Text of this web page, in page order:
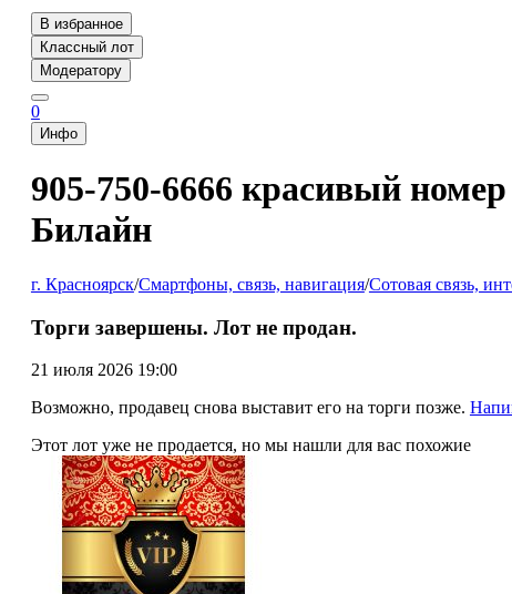
В избранное
Классный лот
Модератору
0
Инфо
905-750-6666 красивый
Билайн
г. Красноярск/Смартфоны, связь, навигация/Сотовая связь,
Торги завершены. Лот не продан.
21 июля 2026 19:00
Возможно, продавец снова выставит его на торги позже.
Этот лот уже не продается, но мы нашли для вас похожие